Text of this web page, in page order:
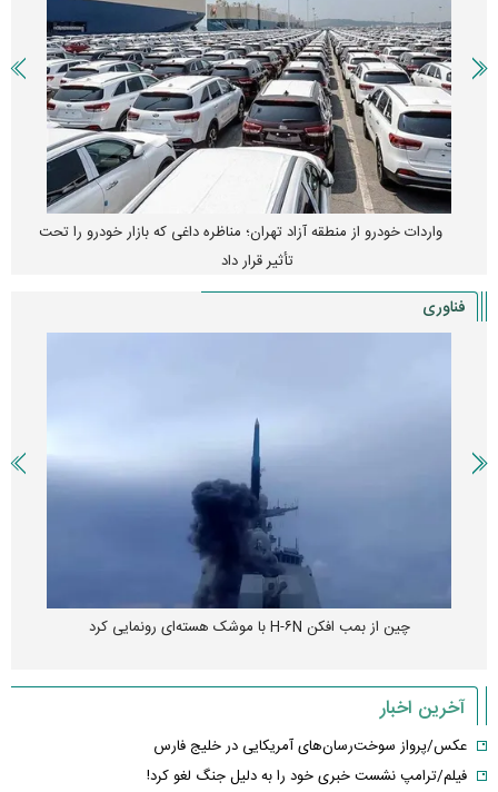
واردات خودرو از منطقه آزاد تهران؛ مناظره داغی که بازار خودرو را تحت
تأثیر قرار داد
فناوری
چین از بمب افکن H-۶N با موشک هسته‌ای رونمایی کرد
آخرین اخبار
عکس/پرواز سوخت‌رسان‌های آمریکایی در خلیج فارس
فیلم/ترامپ نشست خبری خود را به دلیل جنگ لغو کرد!